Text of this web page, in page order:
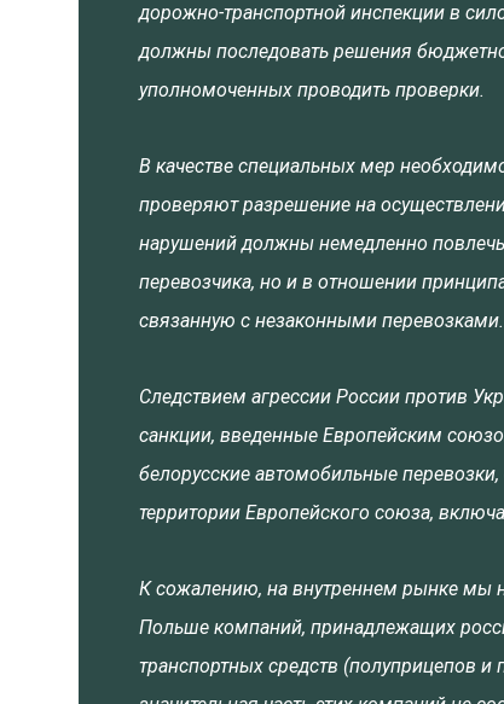
дорожно-транспортной инспекции в
должны последовать решения
уполномоченных проводить проверки.
В качестве специальных мер
проверяют разрешение на
нарушений должны немедленно
перевозчика, но и в отношении
связанную с незаконными перевозками.
Следствием агрессии России против
санкции, введенные Европейским
белорусские автомобильные
территории Европейского союза,
К сожалению, на внутреннем рынке мы
Польше компаний, принадлежащих
транспортных средств (полуприцепов